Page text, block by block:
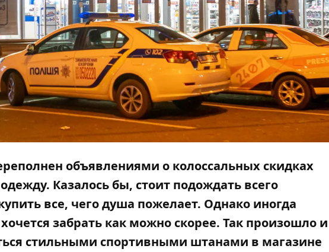
объявлениями о колоссальных скидках
Казалось бы, стоит подождать всего
все, чего душа пожелает. Однако иногда
забрать как можно скорее. Так произошло и
стильными спортивными штанами в магазине